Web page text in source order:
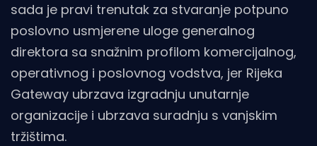
sada je pravi trenutak za stvaranje potpuno
poslovno usmjerene uloge generalnog
direktora sa snažnim profilom komercijalnog,
operativnog i poslovnog vodstva, jer Rijeka
Gateway ubrzava izgradnju unutarnje
organizacije i ubrzava suradnju s vanjskim
tržištima.